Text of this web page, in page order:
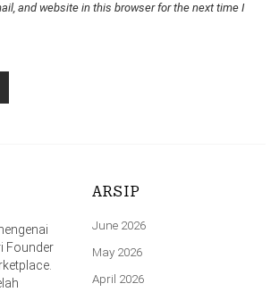
and website in this browser for the next time I
Founder
ARSIP
June 2026
May 2026
April 2026